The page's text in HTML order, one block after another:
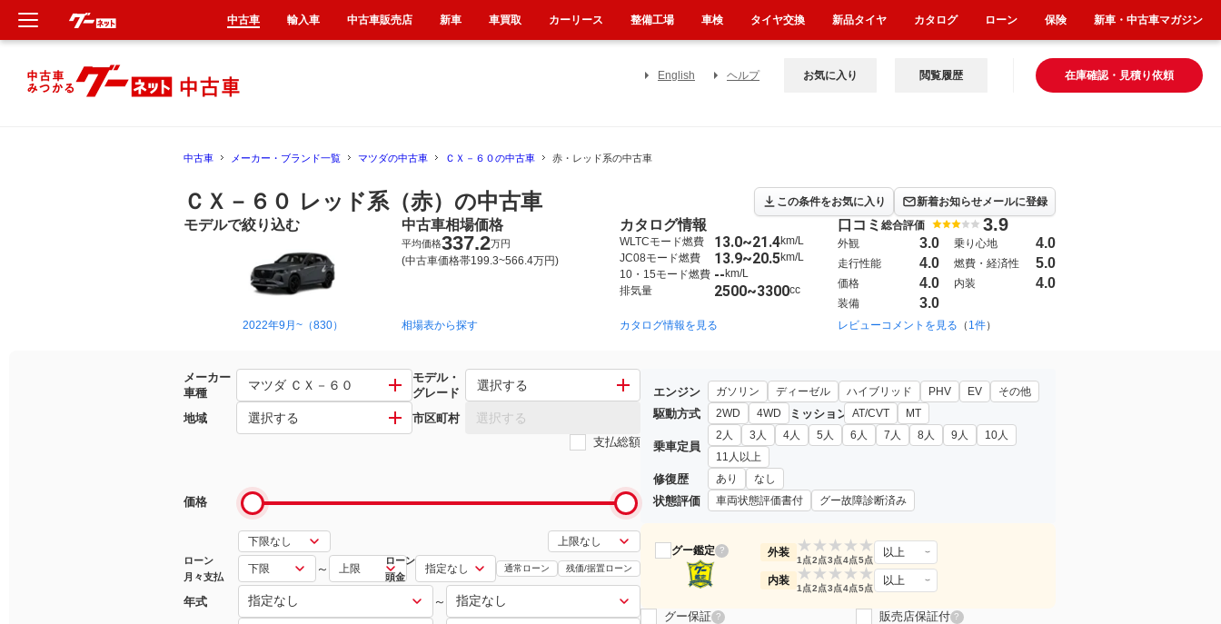
English ヘルプ 在庫確認・見積り依頼
お気に入り 閲覧履歴
中古車 メーカー・ブランド一覧 マツダの中古車 ＣＸ－６０の中古車 赤・レッド系の中古車
ＣＸ－６０ レッド系（赤）の中古車 この条件をお気に入り 新着お知らせメールに登録
モデルで絞り込む
2022年9月~（830）
中古車相場価格
平均価格337.2万円
(中古車価格帯199.3~566.4万円)
相場表から探す
カタログ情報
WLTCモード燃費 13.0~21.4km/L
JC08モード燃費
13.9~20.5km/L
10・15モード燃費 -- km/L
排気量
2500~3300cc
カタログ情報を見る
口コミ 総合評価 3.9
外観 3.0 乗り心地 4.0
走行性能 4.0 燃費・経済性 5.0
価格 4.0 内装 4.0
装備 3.0
レビューコメントを見る （ 1件）
メーカー
車種
マツダ ＣＸ－６０
モデル・
グレード
選択する
地域 選択する 市区町村 選択する
支払総額
価格
ローン
月々支払
～
ローン
頭金
通常ローン 残価/据置ローン
年式 ～
エンジン ガソリン ディーゼル ハイブリッド PHV EV その他
駆動方式 2WD 4WD ミッション AT/CVT MT
乗車定員
2人 3人 4人 5人 6人 7人 8人 9人
10人
11人以上
修復歴 あり なし
状態評価 車両状態評価書付 グー故障診断済み
グー鑑定 ? 外装 ★
1点
★
2点
★
3点
★
4点
★
5点
以上
内装 ★
1点
★
2点
★
3点
★
4点
★
5点
以上
グー保証 ? 販売店保証付 ?
中古車 輸入車 中古車販売店 新車 車買取 カーリース 整備工場 車検 タイヤ交換 新品タイヤ カタログ ローン 保険 新車・中古車マガジン
新車